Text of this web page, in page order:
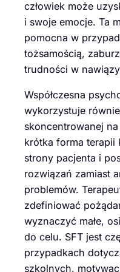
człowiek może
i swoje emocje. Ta
pomocna w
tożsamością,
trudności w
Współczesna
wykorzystuje
skoncentrowanej
krótka forma terapii
strony pacjenta i
rozwiązań zamiast
problemów.
zdefiniować
wyznaczyć małe,
do celu. SFT jest
przypadkach
szkolnych,